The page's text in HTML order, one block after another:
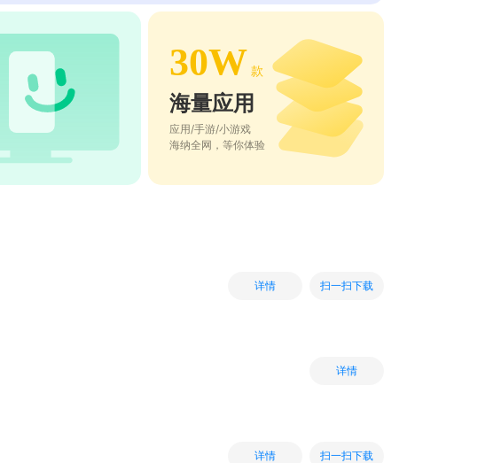
30W 款
海量应用
应用/手游/小游戏
海纳全网，等你体验
详情 扫一扫下载
详情
详情 扫一扫下载